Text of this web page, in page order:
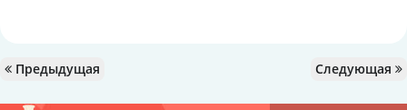
Предыдущая Следующая